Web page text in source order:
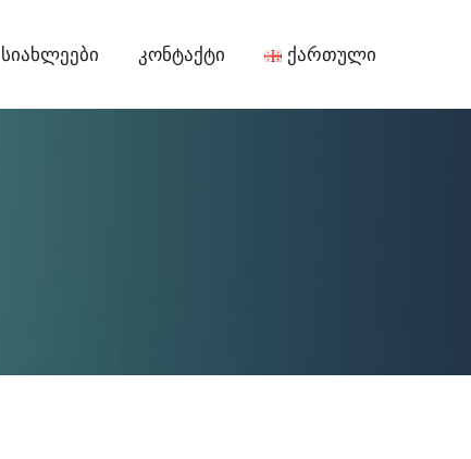
Სიახლეები Კონტაქტი Ქართული